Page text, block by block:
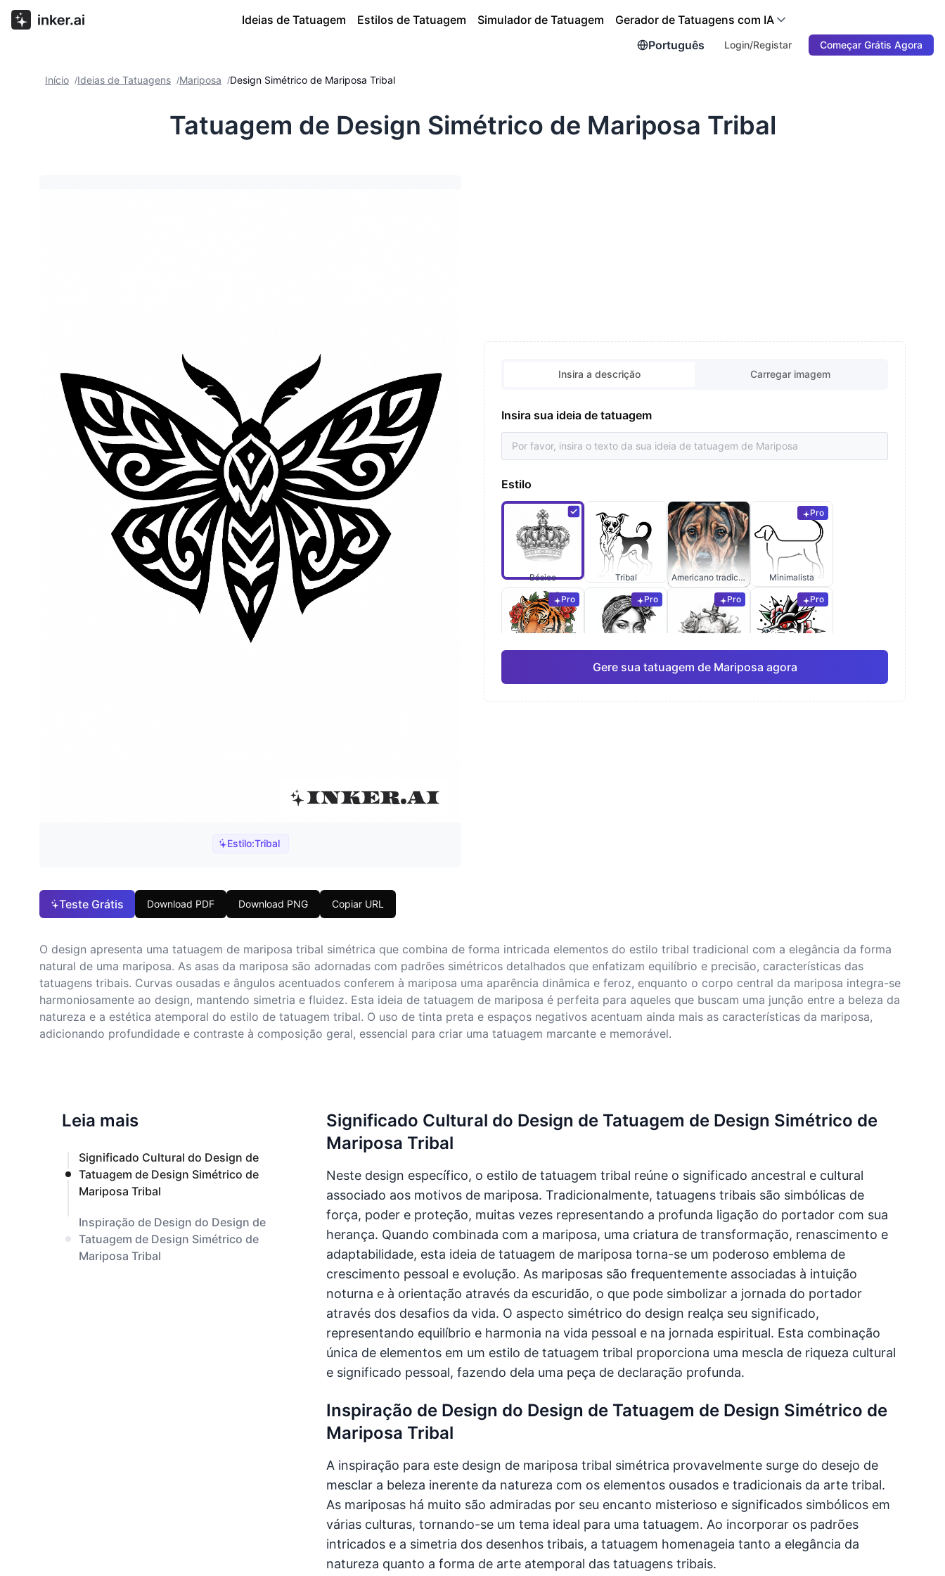
Português Login/Registar Começar Grátis Agora
Ideias de Tatuagem Estilos de Tatuagem Simulador de Tatuagem Gerador de Tatuagens com IA
Início /Ideias de Tatuagens /Mariposa /Design Simétrico de Mariposa Tribal
Tatuagem de Design Simétrico de Mariposa Tribal
Estilo:Tribal
Insira a descrição Carregar imagem
Insira sua ideia de tatuagem
Estilo
Básico Tribal Americano tradicional
Pro
Minimalista
Pro
Japonês
Pro
Aquarela
Pro
Linha fina
Pro
Anime
Gere sua tatuagem de Mariposa agora
Teste Grátis Download PDF Download PNG Copiar URL
O design apresenta uma tatuagem de mariposa tribal simétrica que combina de forma intricada elementos do estilo tribal tradicional com a elegância da forma
natural de uma mariposa. As asas da mariposa são adornadas com padrões simétricos detalhados que enfatizam equilíbrio e precisão, características das
tatuagens tribais. Curvas ousadas e ângulos acentuados conferem à mariposa uma aparência dinâmica e feroz, enquanto o corpo central da mariposa integra-se
harmoniosamente ao design, mantendo simetria e fluidez. Esta ideia de tatuagem de mariposa é perfeita para aqueles que buscam uma junção entre a beleza da
natureza e a estética atemporal do estilo de tatuagem tribal. O uso de tinta preta e espaços negativos acentuam ainda mais as características da mariposa,
adicionando profundidade e contraste à composição geral, essencial para criar uma tatuagem marcante e memorável.
Leia mais
Significado Cultural do Design de
Tatuagem de Design Simétrico de
Mariposa Tribal
Inspiração de Design do Design de
Tatuagem de Design Simétrico de
Mariposa Tribal
Significado Cultural do Design de Tatuagem de Design Simétrico de
Mariposa Tribal
Neste design específico, o estilo de tatuagem tribal reúne o significado ancestral e cultural
associado aos motivos de mariposa. Tradicionalmente, tatuagens tribais são simbólicas de
força, poder e proteção, muitas vezes representando a profunda ligação do portador com sua
herança. Quando combinada com a mariposa, uma criatura de transformação, renascimento e
adaptabilidade, esta ideia de tatuagem de mariposa torna-se um poderoso emblema de
crescimento pessoal e evolução. As mariposas são frequentemente associadas à intuição
noturna e à orientação através da escuridão, o que pode simbolizar a jornada do portador
através dos desafios da vida. O aspecto simétrico do design realça seu significado,
representando equilíbrio e harmonia na vida pessoal e na jornada espiritual. Esta combinação
única de elementos em um estilo de tatuagem tribal proporciona uma mescla de riqueza cultural
e significado pessoal, fazendo dela uma peça de declaração profunda.
Inspiração de Design do Design de Tatuagem de Design Simétrico de
Mariposa Tribal
A inspiração para este design de mariposa tribal simétrica provavelmente surge do desejo de
mesclar a beleza inerente da natureza com os elementos ousados e tradicionais da arte tribal.
As mariposas há muito são admiradas por seu encanto misterioso e significados simbólicos em
várias culturas, tornando-se um tema ideal para uma tatuagem. Ao incorporar os padrões
intricados e a simetria dos desenhos tribais, a tatuagem homenageia tanto a elegância da
natureza quanto a forma de arte atemporal das tatuagens tribais.